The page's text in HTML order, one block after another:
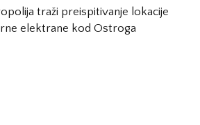
traži preispitivanje lokacije
elektrane kod Ostroga